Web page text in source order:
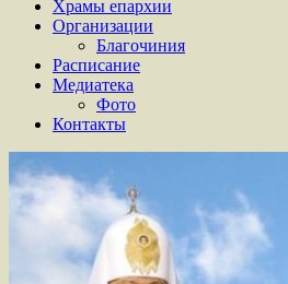
Храмы епархии
Организации
Благочиния
Расписание
Медиатека
Фото
Контакты